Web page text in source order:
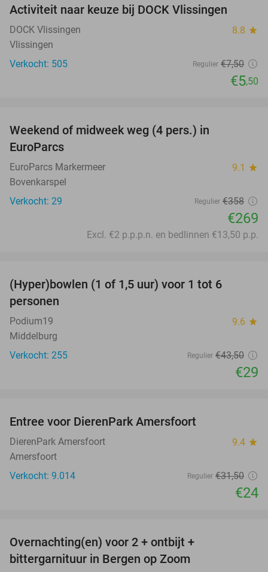
Activiteit naar keuze bij DOCK Vlissingen
DOCK Vlissingen 8.8 star
Vlissingen
Verkocht: 505
Regulier €7,50
€5,50
Weekend of midweek weg (4 pers.) in
EuroParcs
EuroParcs Markermeer 9.1 star
Bovenkarspel
Verkocht: 29
Regulier €358
€269
Excl. €2 p.p.p.n. en bedlinnen €13,50 p.p.
(Hyper)bowlen (1 of 1,5 uur) voor 1 tot 6
personen
Podium19 9.6 star
Middelburg
Verkocht: 255
Regulier €43,50
€29
Entree voor DierenPark Amersfoort
DierenPark Amersfoort 9.4 star
Amersfoort
Verkocht: 9.014
Regulier €31,50
€24
Overnachting(en) voor 2 + ontbijt +
bittergarnituur in Bergen op Zoom